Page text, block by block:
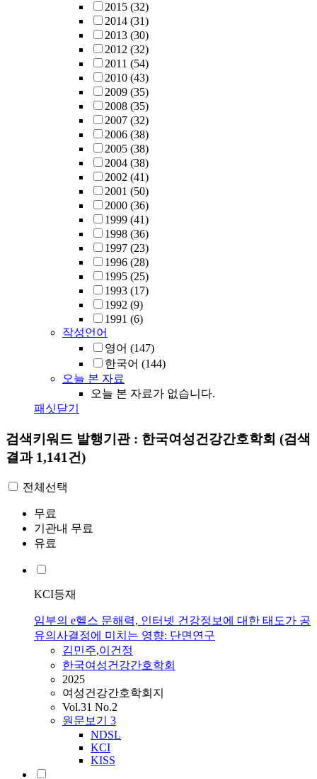
2015 (32)
2014 (31)
2013 (30)
2012 (32)
2011 (54)
2010 (43)
2009 (35)
2008 (35)
2007 (32)
2006 (38)
2005 (38)
2004 (38)
2002 (41)
2001 (50)
2000 (36)
1999 (41)
1998 (36)
1997 (23)
1996 (28)
1995 (25)
1993 (17)
1992 (9)
1991 (6)
작성언어
영어 (147)
한국어 (144)
오늘 본 자료
오늘 본 자료가 없습니다.
패싯닫기
검색키워드 발행기관 : 한국여성건강간호학회 (검색
결과 1,141건)
전체선택
무료
기관내 무료
유료
KCI등재
임부의 e헬스 문해력, 인터넷 건강정보에 대한 태도가 공
유의사결정에 미치는 영향: 단면연구
김민주,이건정
한국여성건강간호학회
2025
여성건강간호학회지
Vol.31 No.2
원문보기 3
NDSL
KCI
KISS